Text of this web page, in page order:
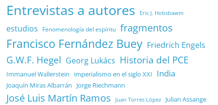
Entrevistas a autores Eric J. Hobsbawm
estudios Fenomenología del espíritu fragmentos
Francisco Fernández Buey Friedrich Engels
G.W.F. Hegel Georg Lukács Historia del PCE
Immanuel Wallerstein imperialismo en el siglo XXI India
Joaquín Miras Albarrán Jorge Riechmann
José Luis Martín Ramos Juan Torres López Julian Assange